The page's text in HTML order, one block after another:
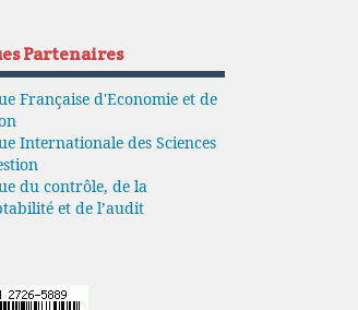
Partenaires
Française d'Economie et de
Internationale des Sciences
du contrôle, de la
et de l’audit